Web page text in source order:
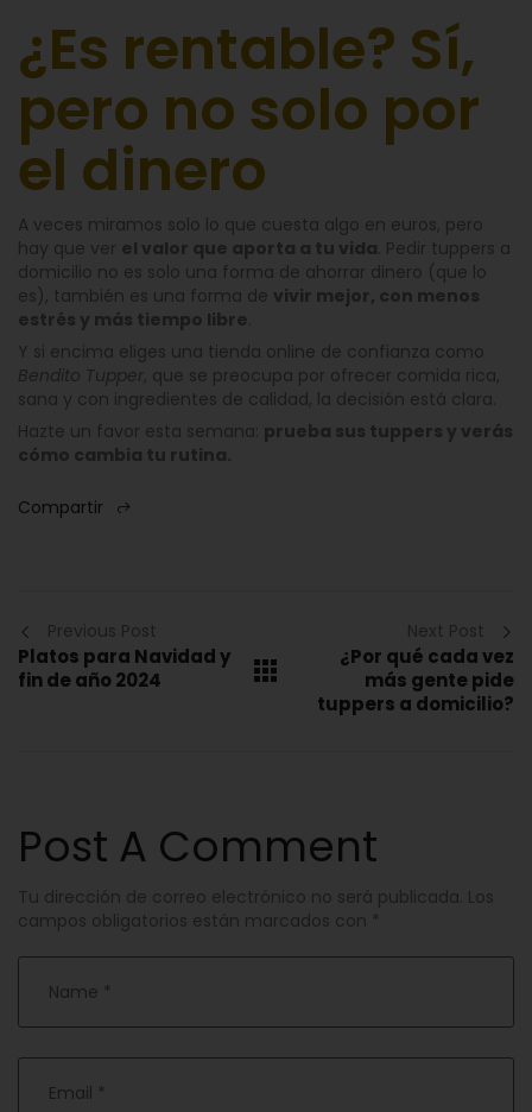
¿Es rentable? Sí,
pero no solo por
el dinero
A veces miramos solo lo que cuesta algo en euros, pero
hay que ver el valor que aporta a tu vida . Pedir tuppers a
domicilio no es solo una forma de ahorrar dinero (que lo
es), también es una forma de vivir mejor, con menos
estrés y más tiempo libre
Y si encima eliges una tienda online de confianza como
Bendito Tupper, que se preocupa por ofrecer comida rica,
sana y con ingredientes de calidad, la decisión está clara.
Hazte un favor esta semana: prueba sus tuppers y verás
cómo cambia tu rutina.
Compartir
Previous Post
Platos para Navidad y
fin de año 2024
Next Post
¿Por qué cada vez
más gente pide
tuppers a domicilio?
Post A Comment
Tu dirección de correo electrónico no será publicada. Los
campos obligatorios están marcados con *